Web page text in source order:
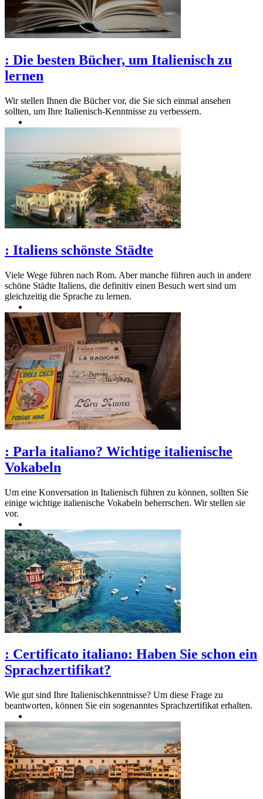
: Die besten Bücher, um Italienisch zu
lernen
Wir stellen Ihnen die Bücher vor, die Sie sich einmal ansehen
sollten, um Ihre Italienisch-Kenntnisse zu verbessern.
: Italiens schönste Städte
Viele Wege führen nach Rom. Aber manche führen auch in andere
schöne Städte Italiens, die definitiv einen Besuch wert sind um
gleichzeitig die Sprache zu lernen.
: Parla italiano? Wichtige italienische
Vokabeln
Um eine Konversation in Italienisch führen zu können, sollten Sie
einige wichtige italienische Vokabeln beherrschen. Wir stellen sie
vor.
: Certificato italiano: Haben Sie schon ein
Sprachzertifikat?
Wie gut sind Ihre Italienischkenntnisse? Um diese Frage zu
beantworten, können Sie ein sogenanntes Sprachzertifikat erhalten.